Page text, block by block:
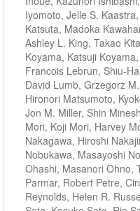
Iyomoto, Jelle S.
Katsuta, Madoka
Ashley L. King, Takao
Koyama, Katsuji
Francois Lebrun, Shiu-
David Lumb, Grzegorz
Hironori Matsumoto,
Jon M. Miller, Shin
Mori, Koji Mori, Harvey
Nakagawa, Hiroshi
Nobukawa, Masayoshi
Ohashi, Masanori Ohno,
Parmar, Robert Petre,
Reynolds, Helen R.